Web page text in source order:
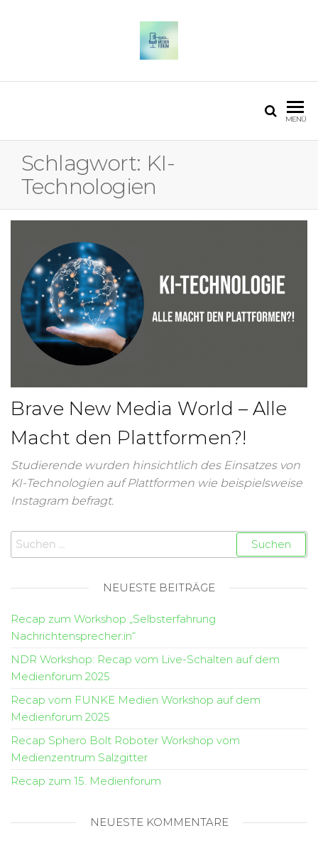
MENÜ
Schlagwort: KI-
Technologien
Brave New Media World – Alle
Macht den Plattformen?!
Studierende wurden hinsichtlich des Einsatzes von
KI-Technologien auf Plattformen wie beispielsweise
Instagram befragt.
NEUESTE BEITRÄGE
Recap zum Workshop „Selbsterfahrung
Nachrichtensprecher:in“
NDR Workshop: Recap vom Live-Schalten auf dem
Medienforum 2025
Recap vom FUNKE Medien Workshop auf dem
Medienforum 2025
Recap Sphero Bolt Roboter Workshop vom
Medienzentrum Salzgitter
Recap zum 15. Medienforum
NEUESTE KOMMENTARE